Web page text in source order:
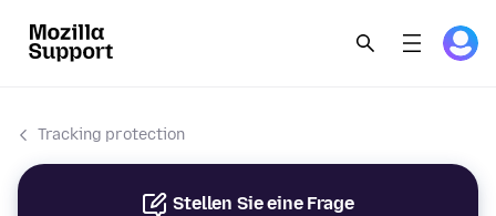
Tracking protection
Stellen Sie eine Frage